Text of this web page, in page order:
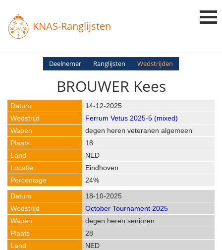
KNAS-Ranglijsten
Login
Uitleg en Vragen
Deelnemer Ranglijsten Wedstrijden
BROUWER Kees
14-12-2025
Ferrum Vetus 2025-5 (mixed)
degen heren veteranen algemeen
18
NED
Eindhoven
24%
18-10-2025
October Tournament 2025
degen heren senioren
28
NED